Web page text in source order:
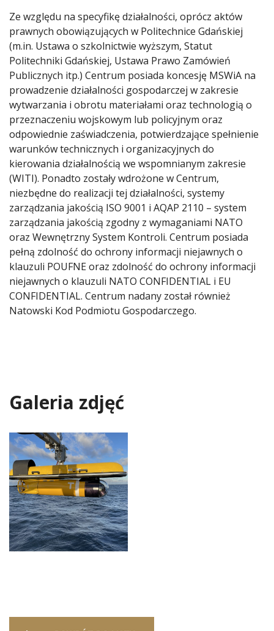
Ze względu na specyfikę działalności, oprócz aktów
prawnych obowiązujących w Politechnice Gdańskiej
(m.in. Ustawa o szkolnictwie wyższym, Statut
Politechniki Gdańskiej, Ustawa Prawo Zamówień
Publicznych itp.) Centrum posiada koncesję MSWiA na
prowadzenie działalności gospodarczej w zakresie
wytwarzania i obrotu materiałami oraz technologią o
przeznaczeniu wojskowym lub policyjnym oraz
odpowiednie zaświadczenia, potwierdzające spełnienie
warunków technicznych i organizacyjnych do
kierowania działalnością we wspomnianym zakresie
(WITI). Ponadto zostały wdrożone w Centrum,
niezbędne do realizacji tej działalności, systemy
zarządzania jakością ISO 9001 i AQAP 2110 – system
zarządzania jakością zgodny z wymaganiami NATO
oraz Wewnętrzny System Kontroli. Centrum posiada
pełną zdolność do ochrony informacji niejawnych o
klauzuli POUFNE oraz zdolność do ochrony informacji
niejawnych o klauzuli NATO CONFIDENTIAL i EU
CONFIDENTIAL. Centrum nadany został również
Natowski Kod Podmiotu Gospodarczego.
Galeria zdjęć